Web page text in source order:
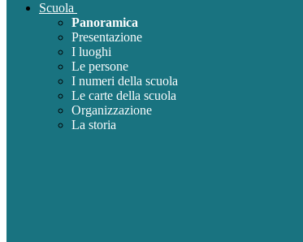
Scuola
Panoramica
Presentazione
I luoghi
Le persone
I numeri della scuola
Le carte della scuola
Organizzazione
La storia